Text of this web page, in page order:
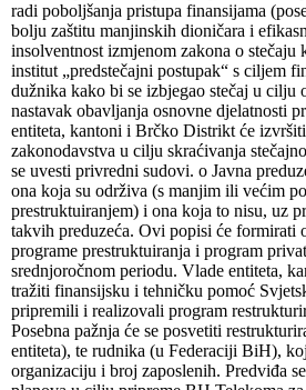
radi poboljšanja pristupa finansijama
bolju zaštitu manjinskih dioničara i
insolventnost izmjenom zakona o stečaju
institut „predstečajni postupak“ s ciljem
dužnika kako bi se izbjegao stečaj u cilju
nastavak obavljanja osnovne djelatnosti
entiteta, kantoni i Brčko Distrikt će
zakonodavstva u cilju skraćivanja
se uvesti privredni sudovi. o Javna
ona koja su održiva (s manjim ili većim
prestruktuiranjem) i ona koja to nisu, uz
takvih preduzeća. Ovi popisi će formirati
programe prestruktuiranja i program
srednjoročnom periodu. Vlade entiteta,
tražiti finansijsku i tehničku pomoć
pripremili i realizovali program
Posebna pažnja će se posvetiti
entiteta), te rudnika (u Federaciji BiH),
organizaciju i broj zaposlenih. Predviđa